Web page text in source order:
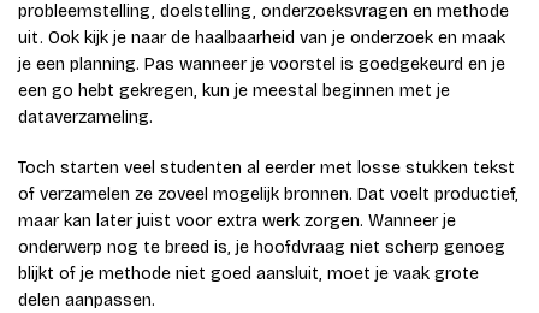
probleemstelling, doelstelling, onderzoeksvragen en methode
uit. Ook kijk je naar de haalbaarheid van je onderzoek en maak
je een planning. Pas wanneer je voorstel is goedgekeurd en je
een go hebt gekregen, kun je meestal beginnen met je
dataverzameling.
Toch starten veel studenten al eerder met losse stukken tekst
of verzamelen ze zoveel mogelijk bronnen. Dat voelt productief,
maar kan later juist voor extra werk zorgen. Wanneer je
onderwerp nog te breed is, je hoofdvraag niet scherp genoeg
blijkt of je methode niet goed aansluit, moet je vaak grote
delen aanpassen.